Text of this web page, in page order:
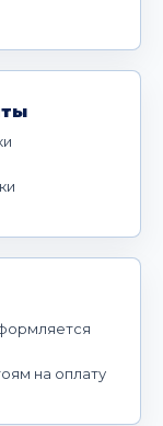
на оплату